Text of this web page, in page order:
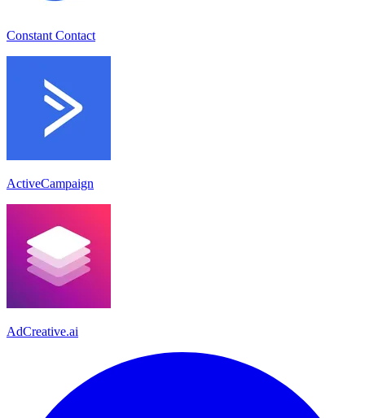
Constant Contact
ActiveCampaign
AdCreative.ai